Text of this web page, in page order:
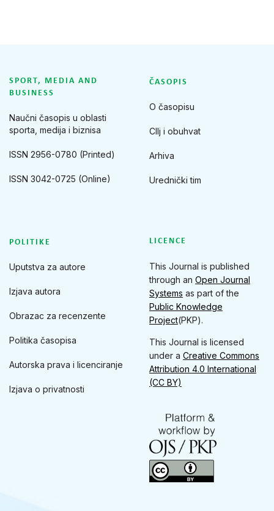
SPORT, MEDIA AND
BUSINESS
Naučni časopis u oblasti
sporta, medija i biznisa
ISSN 2956-0780 (Printed)
ISSN 3042-0725 (Online)
ČASOPIS
O časopisu
CIlj i obuhvat
Arhiva
Urednički tim
POLITIKE
Uputstva za autore
Izjava autora
Obrazac za recenzente
Politika časopisa
Autorska prava i licenciranje
Izjava o privatnosti
LICENCE
This Journal is published
through an Open Journal
Systems as part of the
Public Knowledge
Project(PKP).
This Journal is licensed
under a Creative Commons
Attribution 4.0 International
(CC BY)